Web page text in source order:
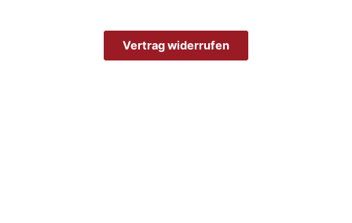
Vertrag widerrufen